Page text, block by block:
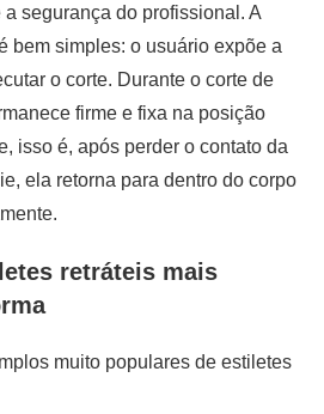
segurança do profissional. A
bem simples: o usuário expõe a
o corte. Durante o corte de
firme e fixa na posição
isso é, após perder o contato da
ela retorna para dentro do corpo
retráteis mais
muito populares de estiletes